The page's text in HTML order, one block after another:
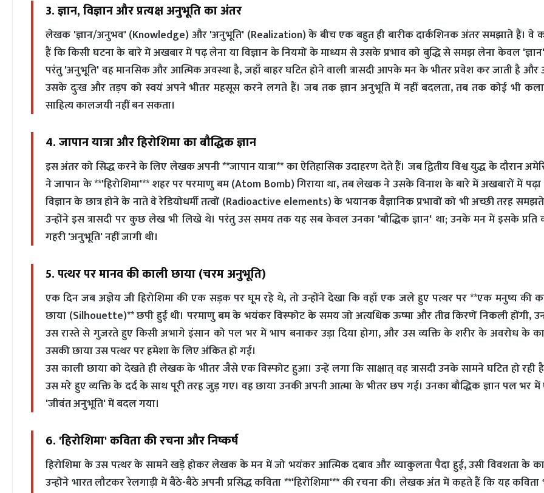
3. ज्ञान, विज्ञान और प्रत्यक्ष अनुभूति का अंतर
लेखक 'ज्ञान/अनुभव' (Knowledge) और 'अनुभूति' (Realization) के बीच एक बहुत ही बारीक दार्कशिनक अंतर समझाते हैं। वे
हैं कि किसी घटना के बारे में अखबार में पढ़ लेना या विज्ञान के नियमों के माध्यम से उसके प्रभाव को बुद्धि से समझ लेना केवल
परंतु 'अनुभूति' वह मानसिक और आत्मिक अवस्था है, जहाँ बाहर घटित होने वाली त्रासदी आपके मन के भीतर प्रवेश कर जाती है
उसके दुःख और तड़प को स्वयं अपने भीतर महसूस करने लगते हैं। जब तक ज्ञान अनुभूति में नहीं बदलता, तब तक कोई भी
साहित्य कालजयी नहीं बन सकता।
4. जापान यात्रा और हिरोशिमा का बौद्धिक ज्ञान
इस अंतर को सिद्ध करने के लिए लेखक अपनी **जापान यात्रा** का ऐतिहासिक उदाहरण देते हैं। जब द्वितीय विश्व युद्ध के दौरान
ने जापान के **'हिरोशिमा'** शहर पर परमाणु बम (Atom Bomb) गिराया था, तब लेखक ने उसके विनाश के बारे में अखबारों में पढ़ा
विज्ञान के छात्र होने के नाते वे रेडियोधर्मी तत्वों (Radioactive elements) के भयानक वैज्ञानिक प्रभावों को भी अच्छी तरह
उन्होंने इस त्रासदी पर कुछ लेख भी लिखे थे। परंतु उस समय तक यह सब केवल उनका 'बौद्धिक ज्ञान' था; उनके मन में इसके प्रति
गहरी 'अनुभूति' नहीं जागी थी।
5. पत्थर पर मानव की काली छाया (चरम अनुभूति)
एक दिन जब अज्ञेय जी हिरोशिमा की एक सड़क पर घूम रहे थे, तो उन्होंने देखा कि वहाँ एक जले हुए पत्थर पर **एक मनुष्य की
छाया (Silhouette)** छपी हुई थी। परमाणु बम के भयंकर विस्फोट के समय जो अत्यधिक ऊष्मा और तीव्र किरणें निकली होंगी,
उस रास्ते से गुजरते हुए किसी अभागे इंसान को पल भर में भाप बनाकर उड़ा दिया होगा, और उस व्यक्ति के शरीर के अवरोध के
उसकी छाया उस पत्थर पर हमेशा के लिए अंकित हो गई।
उस काली छाया को देखते ही लेखक के भीतर जैसे एक विस्फोट हुआ। उन्हें लगा कि साक्षात् वह त्रासदी उनके सामने घटित हो रही
उस मरे हुए व्यक्ति के दर्द के साथ पूरी तरह जुड़ गए। वह छाया उनकी अपनी आत्मा के भीतर छप गई। उनका बौद्धिक ज्ञान पल भर
'जीवंत अनुभूति' में बदल गया।
6. 'हिरोशिमा' कविता की रचना और निष्कर्ष
हिरोशिमा के उस पत्थर के सामने खड़े होकर लेखक के मन में जो भयंकर आत्मिक दबाव और व्याकुलता पैदा हुई, उसी विवशता के
उन्होंने भारत लौटकर रेलगाड़ी में बैठे-बैठे अपनी प्रसिद्ध कविता **'हिरोशिमा'** की रचना की। लेखक अंत में कहते हैं कि यह